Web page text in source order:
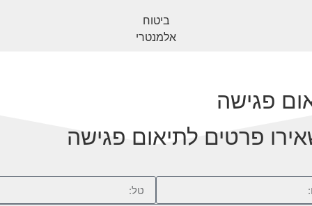
ביטוח
אלמנטרי
פגישה
פרטים לתיאום פגישה